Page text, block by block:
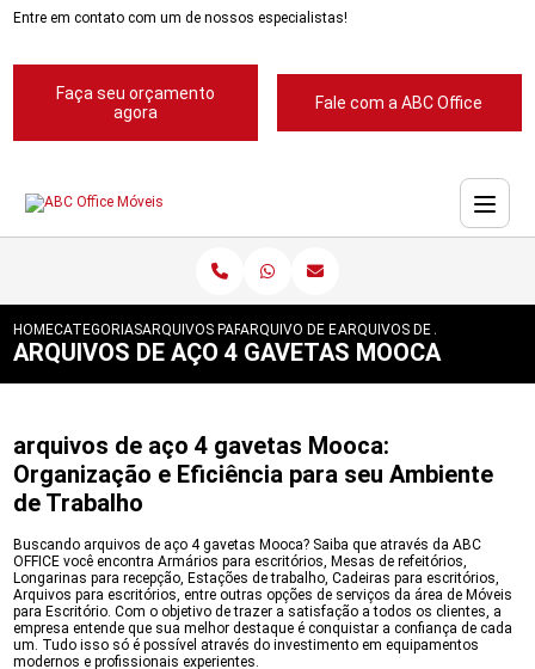
Entre em contato com um de nossos especialistas!
Faça seu orçamento
agora
Fale com a ABC Office
HOMECATEGORIASARQUIVOS PARA ESCRITORIOS
ARQUIVO DE ESCRITORIOS
ARQUIVOS DE ACO 4
ARQUIVOS DE AÇO 4 GAVETAS MOOCA
arquivos de aço 4 gavetas Mooca:
Organização e Eficiência para seu Ambiente
de Trabalho
Buscando arquivos de aço 4 gavetas Mooca? Saiba que através da ABC
OFFICE você encontra Armários para escritórios, Mesas de refeitórios,
Longarinas para recepção, Estações de trabalho, Cadeiras para escritórios,
Arquivos para escritórios, entre outras opções de serviços da área de Móveis
para Escritório. Com o objetivo de trazer a satisfação a todos os clientes, a
empresa entende que sua melhor destaque é conquistar a confiança de cada
um. Tudo isso só é possível através do investimento em equipamentos
modernos e profissionais experientes.